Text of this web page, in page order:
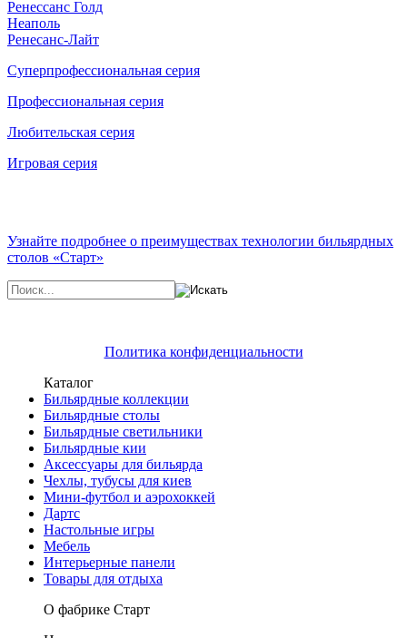
Ренессанс Голд
Неаполь
Ренесанс-Лайт
Суперпрофессиональная серия
Профессиональная серия
Любительская серия
Игровая серия
Узнайте подробнее о преимуществах технологии бильярдных
столов «Старт»
Политика конфиденциальности
Каталог
Бильярдные коллекции
Бильярдные столы
Бильярдные светильники
Бильярдные кии
Аксессуары для бильярда
Чехлы, тубусы для киев
Мини-футбол и аэрохоккей
Дартс
Настольные игры
Мебель
Интерьерные панели
Товары для отдыха
О фабрике Старт